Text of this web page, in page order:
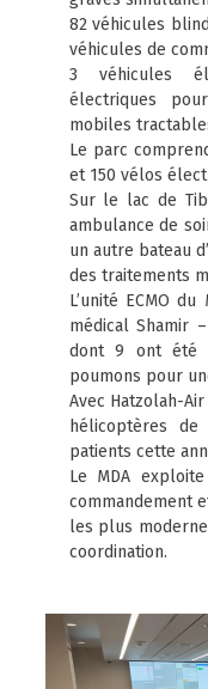
82 véhicules
véhicules de
3 véhicules
électriques
mobiles
Le parc
et 150 vélos
Sur le lac de
ambulance de
un autre bateau
des traitements
L’unité ECMO
médical Shamir
dont 9 ont été
poumons pour
Avec Hatzolah-
hélicoptères
patients cette
Le MDA
commandement
les plus
coordination.